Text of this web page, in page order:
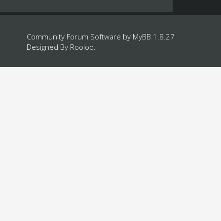
Community Forum Software by MyBB 1.8.27
Designed By Rooloo.